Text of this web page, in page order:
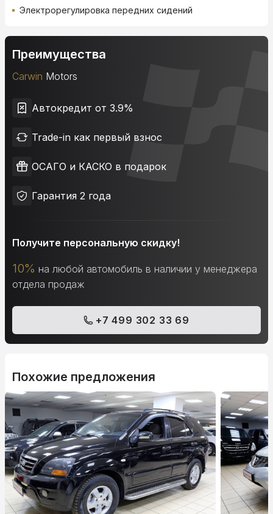
Электрорегулировка передних сидений
Преимущества
Carwin Motors
Автокредит от 3.9%
Trade-in как первый взнос
ОСАГО и КАСКО в подарок
Гарантия 2 года
Получите персональную скидку!
10% на любой автомобиль в наличии у менеджера
отдела продаж
+7 499 302 33 69
Похожие предложения